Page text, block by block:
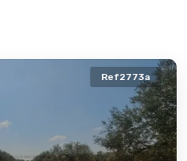
Ref2773a